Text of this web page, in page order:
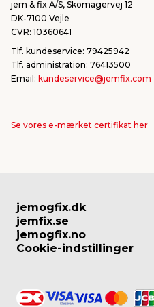
jem & fix A/S, Skomagervej 12
DK-7100 Vejle
CVR: 10360641
Tlf. kundeservice: 79425942
Tlf. administration: 76413500
Email: kundeservice@jemfix.com
Se vores e-mærket certifikat her
jemogfix.dk
jemfix.se
jemogfix.no
Cookie-indstillinger